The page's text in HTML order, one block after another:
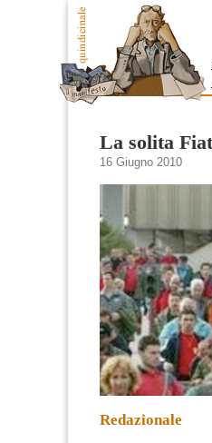
La solita
16 Giugno 2010
Redazionale